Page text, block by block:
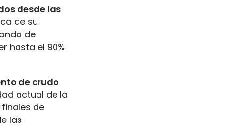
desde las
de su
de
hasta el 90%
de crudo
actual de la
de
las